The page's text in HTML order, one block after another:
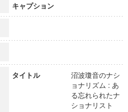
キャプション
タイトル
沼波瓊音のナシ
ョナリズム : あ
る忘れられたナ
ショナリスト